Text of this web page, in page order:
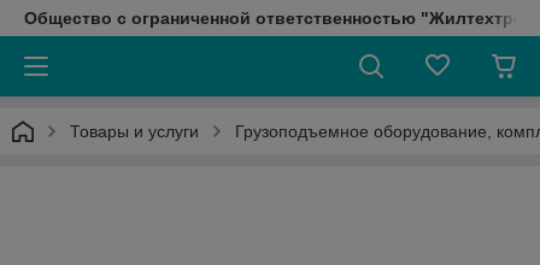
Общество с ограниченной ответственностью
Товары и услуги Грузоподъемное оборудование,